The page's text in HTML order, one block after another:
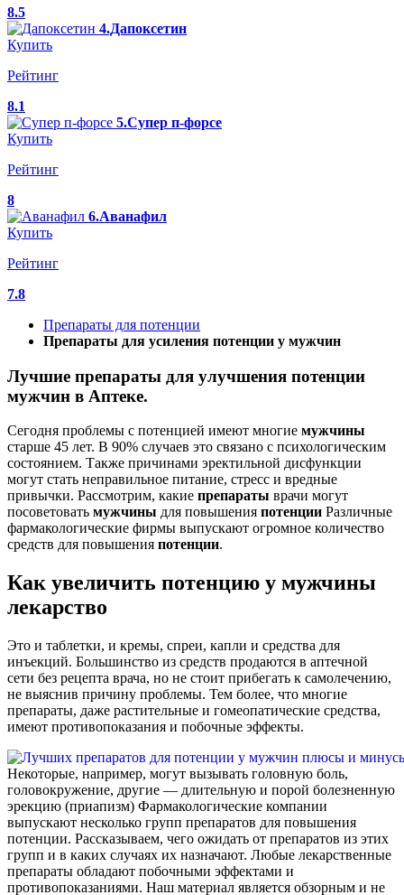
8.5
4.Дапоксетин
Купить
Рейтинг
8.1
5.Супер п-форсе
Купить
Рейтинг
8
6.Аванафил
Купить
Рейтинг
7.8
Препараты для потенции
Препараты для усиления потенции у мужчин
Лучшие препараты для улучшения потенции
мужчин в Аптеке.
Сегодня проблемы с потенцией имеют многие мужчины
старше 45 лет. В 90% случаев это связано с психологическим
состоянием. Также причинами эректильной дисфункции
могут стать неправильное питание, стресс и вредные
привычки. Рассмотрим, какие препараты врачи могут
посоветовать мужчины для повышения потенции Различные
фармакологические фирмы выпускают огромное количество
средств для повышения потенции.
Как увеличить потенцию у мужчины
лекарство
Это и таблетки, и кремы, спреи, капли и средства для
инъекций. Большинство из средств продаются в аптечной
сети без рецепта врача, но не стоит прибегать к самолечению,
не выяснив причину проблемы. Тем более, что многие
препараты, даже растительные и гомеопатические средства,
имеют противопоказания и побочные эффекты.
Некоторые, например, могут вызывать головную боль,
головокружение, другие — длительную и порой болезненную
эрекцию (приапизм) Фармакологические компании
выпускают несколько групп препаратов для повышения
потенции. Рассказываем, чего ожидать от препаратов из этих
групп и в каких случаях их назначают. Любые лекарственные
препараты обладают побочными эффектами и
противопоказаниями. Наш материал является обзорным и не